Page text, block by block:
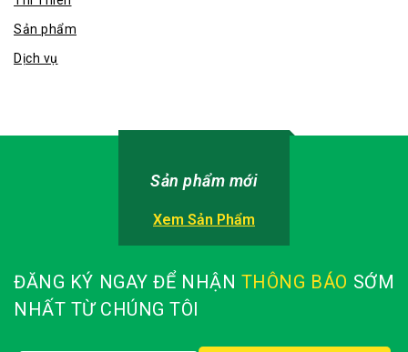
TIN TỨC|THI THIÊN
Lễ ký kết hợp tác giữa Thi Thiên Corp và xFusion đã diễn
quan trọng trong ngành công nghệ thông tin. Đây không
chỉ là một sự kiện mang tính hình thức, mà còn là sự khởi